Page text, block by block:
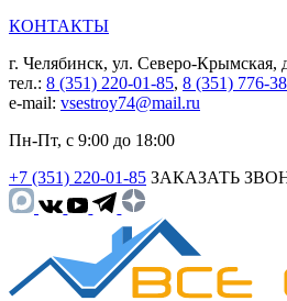
КОНТАКТЫ
г. Челябинск, ул. Северо-Крымская,
тел.: 8 (351) 220-01-85, 8 (351) 776-
e-mail: vsestroy74@mail.ru
Пн-Пт, с 9:00 до 18:00
+7 (351) 220-01-85 ЗАКАЗАТЬ